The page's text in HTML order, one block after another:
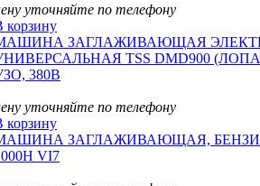
уточняйте по телефону
корзину
ЗАГЛАЖИВАЮЩАЯ
TSS DMD900
380В
уточняйте по телефону
корзину
ЗАГЛАЖИВАЮЩАЯ,
VI7